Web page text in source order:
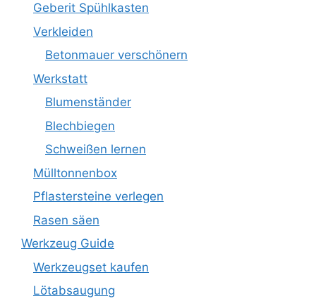
Geberit Spühlkasten
Verkleiden
Betonmauer verschönern
Werkstatt
Blumenständer
Blechbiegen
Schweißen lernen
Mülltonnenbox
Pflastersteine verlegen
Rasen säen
Werkzeug Guide
Werkzeugset kaufen
Lötabsaugung